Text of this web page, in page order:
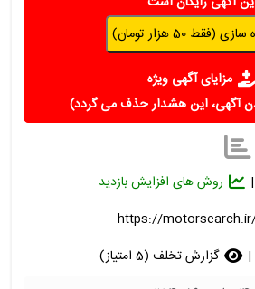
(فقط 50 هزار تومان)
مزایای آگهی ویژه
آگهی، این هشدار حذف می گردد)
روش های افزایش بازدید
https://motorsearch.ir/
گزارش تخلف (5 امتیاز)